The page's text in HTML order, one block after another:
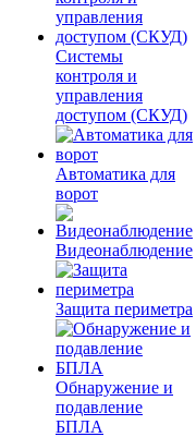
Системы
контроля и
управления
доступом (СКУД)
Автоматика для
ворот
Видеонаблюдение
Защита периметра
Обнаружение и
подавление
БПЛА